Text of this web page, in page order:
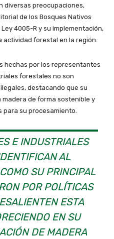
diversas preocupaciones,
de los Bosques Nativos
4005-R y su implementación,
actividad forestal en la región.
hechas por los representantes
forestales no son
destacando que su
de forma sostenible y
para su procesamiento.
E INDUSTRIALES
AL
SU PRINCIPAL
POR POLÍTICAS
ESTA
EN SU
DE MADERA